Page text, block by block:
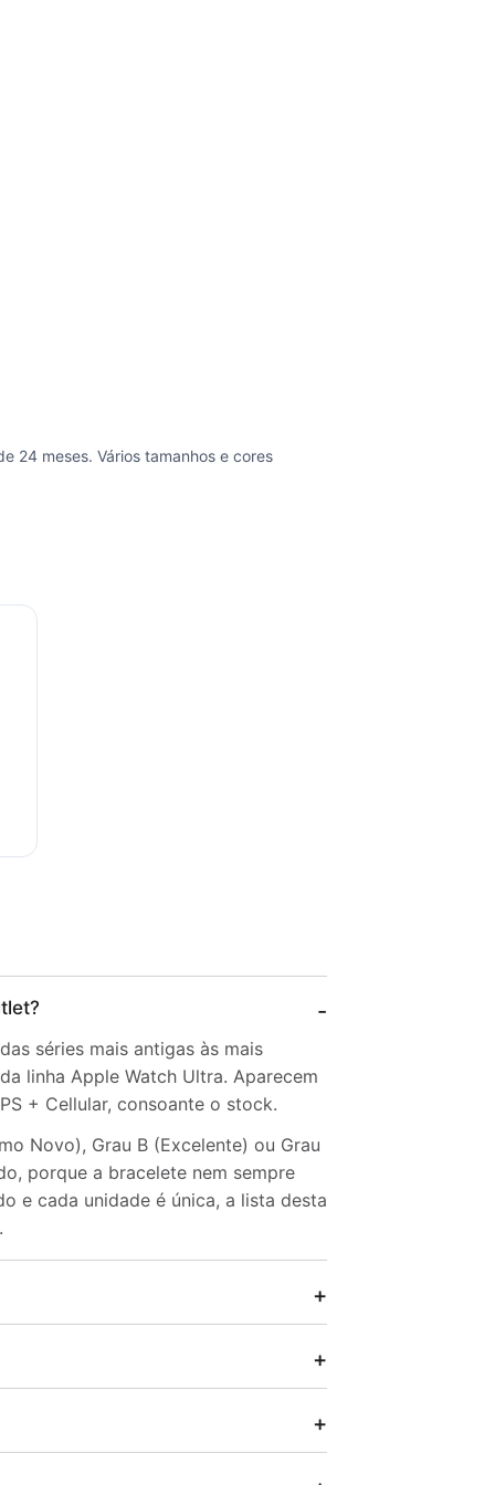
24 meses. Vários tamanhos e cores
séries mais antigas às mais
linha Apple Watch Ultra. Aparecem
+ Cellular, consoante o stock.
Novo), Grau B (Excelente) ou Grau
porque a bracelete nem sempre
e cada unidade é única, a lista desta